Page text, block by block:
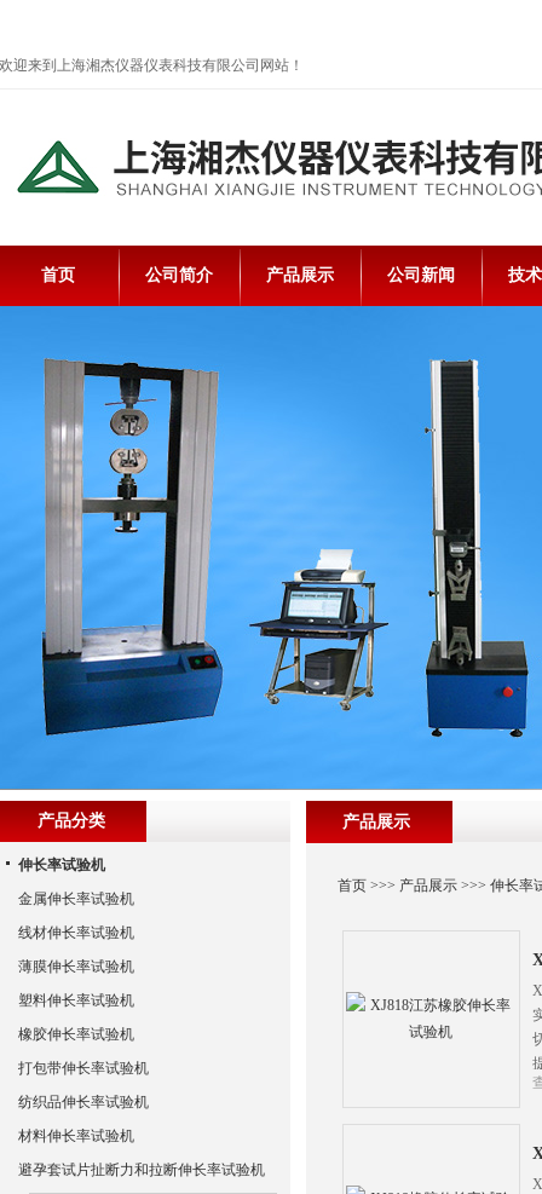
欢迎来到上海湘杰仪器仪表科技有限公司网站！
首页 公司简介 产品展示 公司新闻 技
产品展示
首页 >>> 产品展示 >>>伸长率
产品分类
伸长率试验机
金属伸长率试验机
线材伸长率试验机
薄膜伸长率试验机
塑料伸长率试验机
橡胶伸长率试验机
打包带伸长率试验机
纺织品伸长率试验机
材料伸长率试验机
避孕套试片扯断力和拉断伸长率试验机